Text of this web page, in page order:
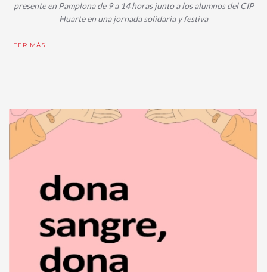
presente en Pamplona de 9 a 14 horas junto a los alumnos del CIP
Huarte en una jornada solidaria y festiva
LEER MÁS